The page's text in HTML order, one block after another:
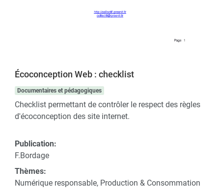
Écoconception Web : checklist
Documentaires et pédagogiques
Checklist permettant de contrôler le respect des règles
d'écoconception des site internet.
Publication:
F.Bordage
Thèmes:
Numérique responsable, Production & Consommation